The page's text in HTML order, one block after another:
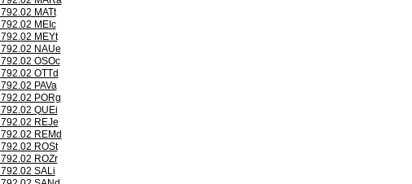
792.02 MATt
792.02 MEIc
792.02 MEYt
792.02 NAUe
792.02 OSOc
792.02 OTTd
792.02 PAVa
792.02 PORg
792.02 QUEi
792.02 REJe
792.02 REMd
792.02 ROSt
792.02 ROZr
792.02 SALi